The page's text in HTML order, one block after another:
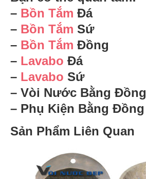
– Bồn Tắm Đá
– Bồn Tắm Sứ
– Bồn Tắm Đồng
– Lavabo Đá
– Lavabo Sứ
– Vòi Nước Bằng Đồng
– Phụ Kiện Bằng Đồng
Sản Phẩm Liên Quan